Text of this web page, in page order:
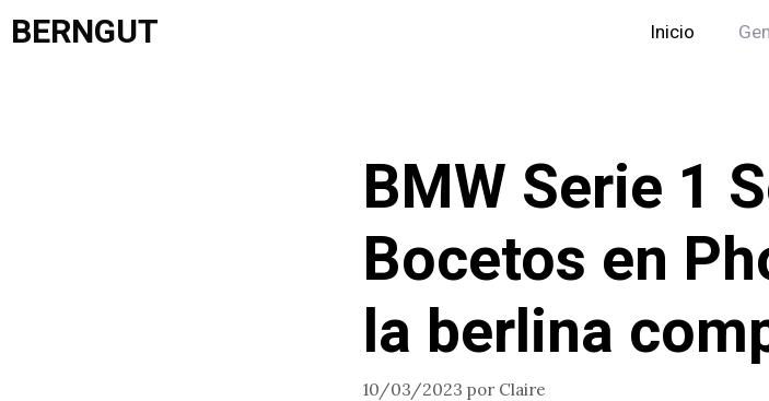
Saltar
alBERNGUT Inicio
BMW Serie 1
Bocetos en
la berlina
10/03/2023 por Claire